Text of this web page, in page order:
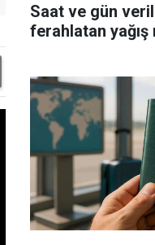
Saat ve gün
ferahlatan yağış